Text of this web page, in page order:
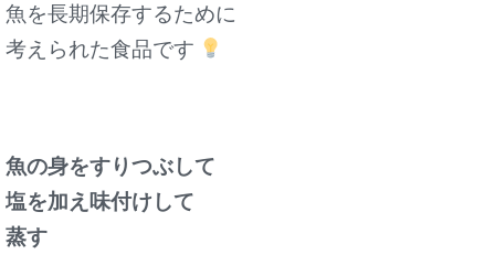
魚を長期保存するために
考えられた食品です
魚の身をすりつぶして
塩を加え味付けして
蒸す